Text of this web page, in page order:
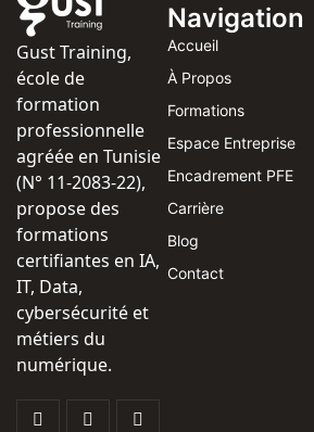
Gust Training,
école de
formation
professionnelle
agréée en Tunisie
(N° 11-2083-22),
propose des
formations
certifiantes en IA,
IT, Data,
cybersécurité et
métiers du
numérique.
Navigation
Accueil
À Propos
Formations
Espace Entreprise
Encadrement PFE
Carrière
Blog
Contact